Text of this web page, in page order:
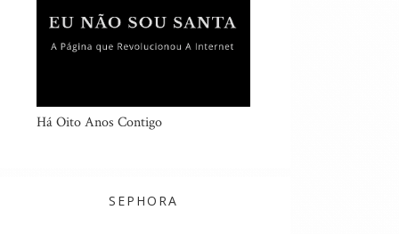
Há Oito Anos Contigo
SEPHORA